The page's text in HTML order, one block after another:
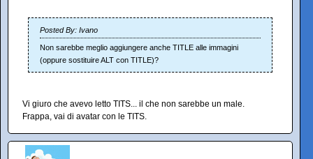
Posted By: Ivano
Non sarebbe meglio aggiungere anche TITLE alle immagini
(oppure sostituire ALT con TITLE)?
Vi giuro che avevo letto TITS... il che non sarebbe un male.
Frappa, vai di avatar con le TITS.